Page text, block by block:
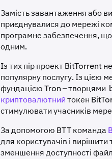
Замість завантаження або
приєднувалися до мережі
програмне забезпечення,
одним.
Із тих пір проект BitTorrent
популярну послугу. Із цією
фундацією Tron – творцями
криптовалютнийтокен
стимулювати учасників
За допомогою BTT команда
для користувачів і
зменшення доступності